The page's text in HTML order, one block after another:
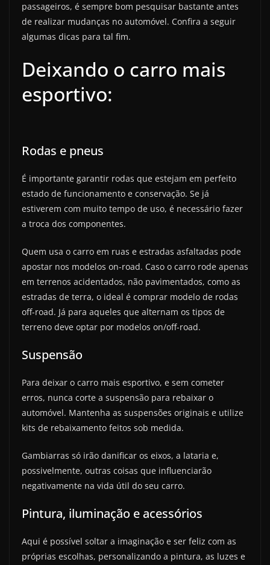
passageiros, é sempre bom pesquisar bastante antes
de realizar mudanças no automóvel. Confira a seguir
algumas dicas para tal fim.
Deixando o carro mais
esportivo:
Rodas e pneus
É importante garantir rodas que estejam em perfeito
estado de funcionamento e conservação. Se já
estiverem com muito tempo de uso, é necessário fazer
a troca dos componentes.
Quem usa o carro em ruas e estradas asfaltadas pode
apostar nos modelos on-road. Caso o carro rode apenas
em terrenos acidentados, não pavimentados, como as
estradas de terra, o ideal é comprar modelo de rodas
off-road. Já para aqueles que alternam os tipos de
terreno deve optar por modelos on/off-road.
Suspensão
Para deixar o carro mais esportivo, e sem cometer
erros, nunca corte a suspensão para rebaixar o
automóvel. Mantenha as suspensões originais e utilize
kits de rebaixamento feitos sob medida.
Gambiarras só irão danificar os eixos, a lataria e,
possivelmente, outras coisas que influenciarão
negativamente na vida útil do seu carro.
Pintura, iluminação e acessórios
Aqui é possível soltar a imaginação e ser feliz com as
próprias escolhas, personalizando a pintura, as luzes e